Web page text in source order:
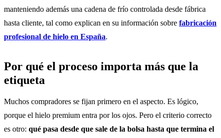
manteniendo además una cadena de frío controlada desde fábrica
hasta cliente, tal como explican en su información sobre fabricación
profesional de hielo en España.
Por qué el proceso importa más que la
etiqueta
Muchos compradores se fijan primero en el aspecto. Es lógico,
porque el hielo premium entra por los ojos. Pero el criterio correcto
es otro: qué pasa desde que sale de la bolsa hasta que termina el